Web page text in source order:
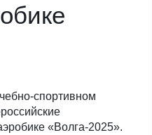
спортивном
«Волга-2025».